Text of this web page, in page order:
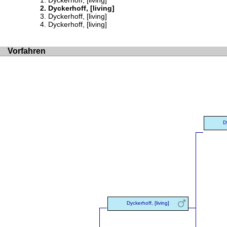
Dyckerhoff, [living]
Dyckerhoff, [living]
Dyckerhoff, [living]
Vorfahren
Dyckerhoff, [living]